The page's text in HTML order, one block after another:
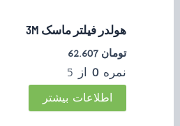
هولدر فیلتر ماسک 3M
تومان 62.607
نمره0 از 5
اطلاعات بیشتر